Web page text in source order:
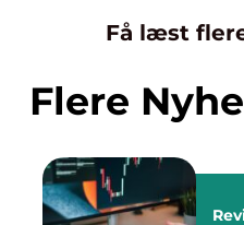
Få læst
Flere